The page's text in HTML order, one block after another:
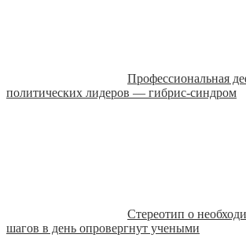
Профессиональная
политических лидеров — гибрис-синдром
Стереотип о
шагов в день опровергнут учеными